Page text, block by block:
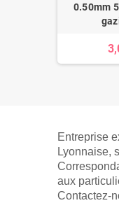
0.50mm
Entreprise
Lyonnaise,
aux
Contactez-